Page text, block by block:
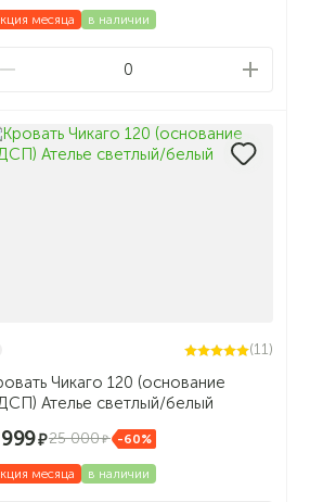
месяца в наличии
0
(11)
Чикаго 120 (основание
Ателье светлый/белый
25 000 -60%
месяца в наличии